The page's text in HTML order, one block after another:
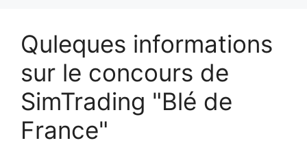
Quleques informations
sur le concours de
SimTrading "Blé de
France"